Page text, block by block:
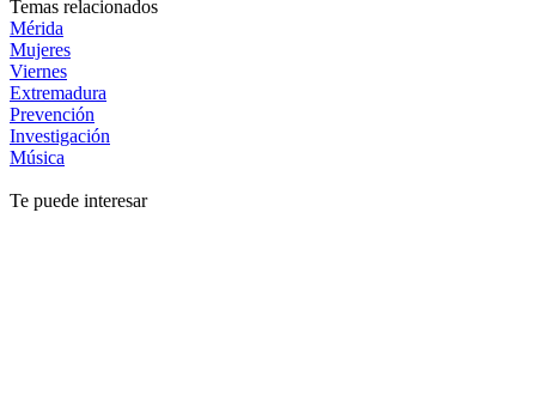
Temas relacionados
Mérida
Mujeres
Viernes
Extremadura
Prevención
Investigación
Música
Te puede interesar